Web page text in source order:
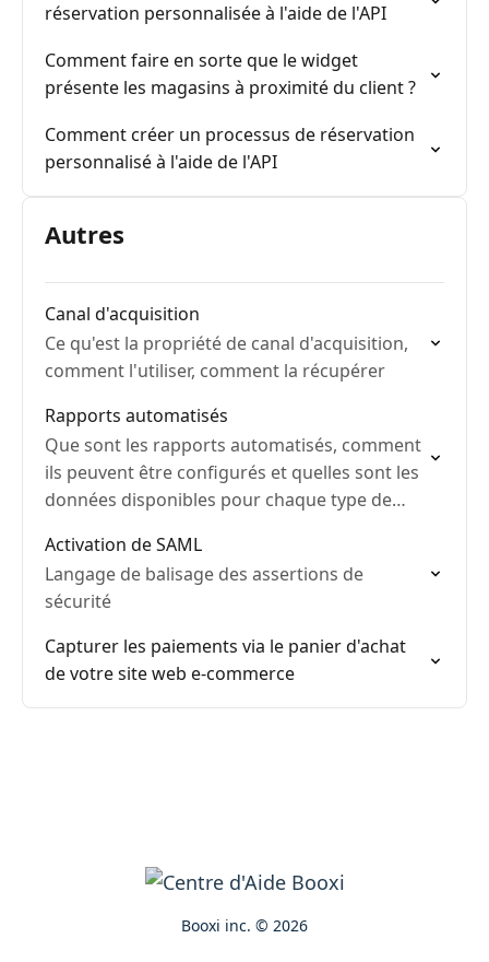
réservation personnalisée à l'aide de l'API
Comment faire en sorte que le widget
présente les magasins à proximité du client ?
Comment créer un processus de réservation
personnalisé à l'aide de l'API
Autres
Canal d'acquisition
Ce qu'est la propriété de canal d'acquisition,
comment l'utiliser, comment la récupérer
Rapports automatisés
Que sont les rapports automatisés, comment
ils peuvent être configurés et quelles sont les
données disponibles pour chaque type de
Activation de SAML
Langage de balisage des assertions de
sécurité
Capturer les paiements via le panier d'achat
de votre site web e-commerce
Booxi inc. © 2026